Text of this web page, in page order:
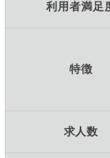
利用者満足
特徴
求人数